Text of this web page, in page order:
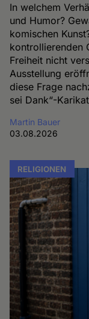
In welchem
und Humor?
komischen
kontrollierenden
Freiheit nicht
Ausstellung
diese Frage
sei Dank“-
Martin Bauer
03.08.2026
RELIGIONEN